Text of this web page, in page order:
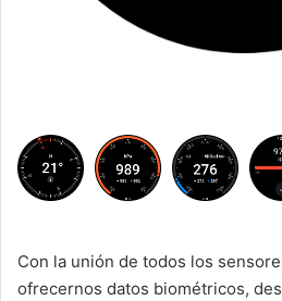
Con la unión de todos los
ofrecernos datos biométricos,